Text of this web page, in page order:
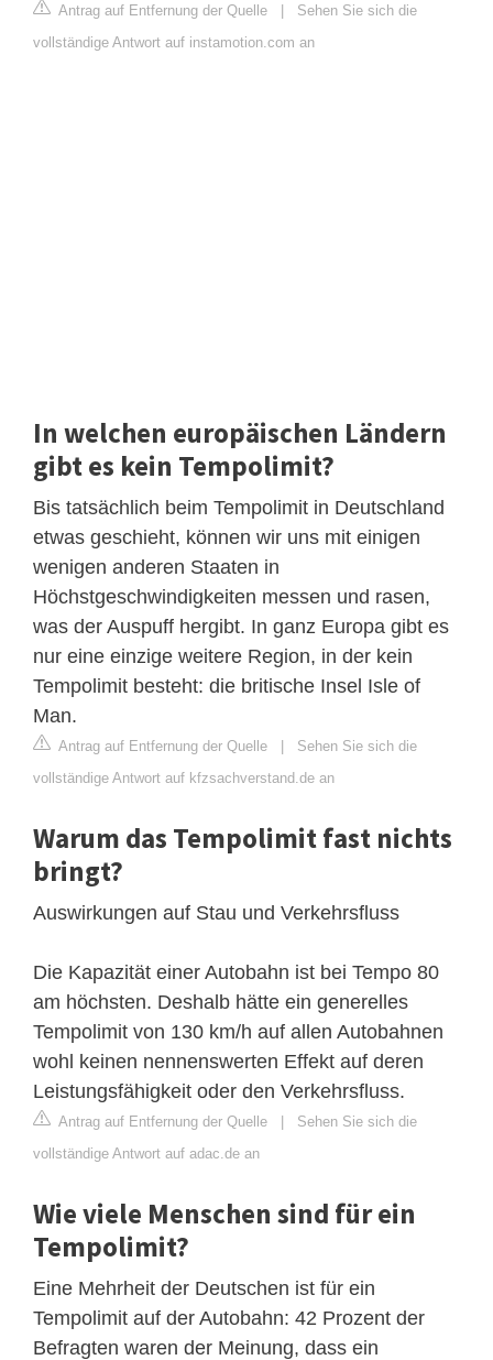
Antrag auf Entfernung der Quelle | Sehen Sie sich die
vollständige Antwort auf instamotion.com an
In welchen europäischen Ländern
gibt es kein Tempolimit?
Bis tatsächlich beim Tempolimit in Deutschland
etwas geschieht, können wir uns mit einigen
wenigen anderen Staaten in
Höchstgeschwindigkeiten messen und rasen,
was der Auspuff hergibt. In ganz Europa gibt es
nur eine einzige weitere Region, in der kein
Tempolimit besteht: die britische Insel Isle of
Man.
Antrag auf Entfernung der Quelle | Sehen Sie sich die
vollständige Antwort auf kfzsachverstand.de an
Warum das Tempolimit fast nichts
bringt?
Auswirkungen auf Stau und Verkehrsfluss
Die Kapazität einer Autobahn ist bei Tempo 80
am höchsten. Deshalb hätte ein generelles
Tempolimit von 130 km/h auf allen Autobahnen
wohl keinen nennenswerten Effekt auf deren
Leistungsfähigkeit oder den Verkehrsfluss.
Antrag auf Entfernung der Quelle | Sehen Sie sich die
vollständige Antwort auf adac.de an
Wie viele Menschen sind für ein
Tempolimit?
Eine Mehrheit der Deutschen ist für ein
Tempolimit auf der Autobahn: 42 Prozent der
Befragten waren der Meinung, dass ein